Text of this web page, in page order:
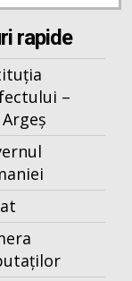
rapide
–